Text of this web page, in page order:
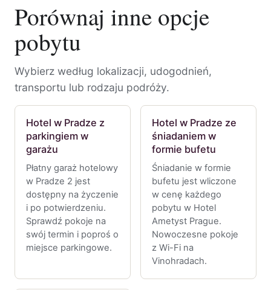
Porównaj inne opcje
pobytu
Wybierz według lokalizacji, udogodnień,
transportu lub rodzaju podróży.
Hotel w Pradze z
parkingiem w
garażu
Płatny garaż hotelowy
w Pradze 2 jest
dostępny na życzenie
i po potwierdzeniu.
Sprawdź pokoje na
swój termin i poproś o
miejsce parkingowe.
Hotel w Pradze ze
śniadaniem w
formie bufetu
Śniadanie w formie
bufetu jest wliczone
w cenę każdego
pobytu w Hotel
Ametyst Prague.
Nowoczesne pokoje
z Wi-Fi na
Vinohradach.